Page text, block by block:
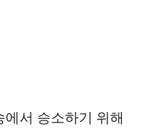
서 승소하기 위해